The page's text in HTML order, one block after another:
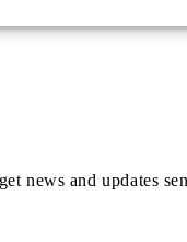
news and updates